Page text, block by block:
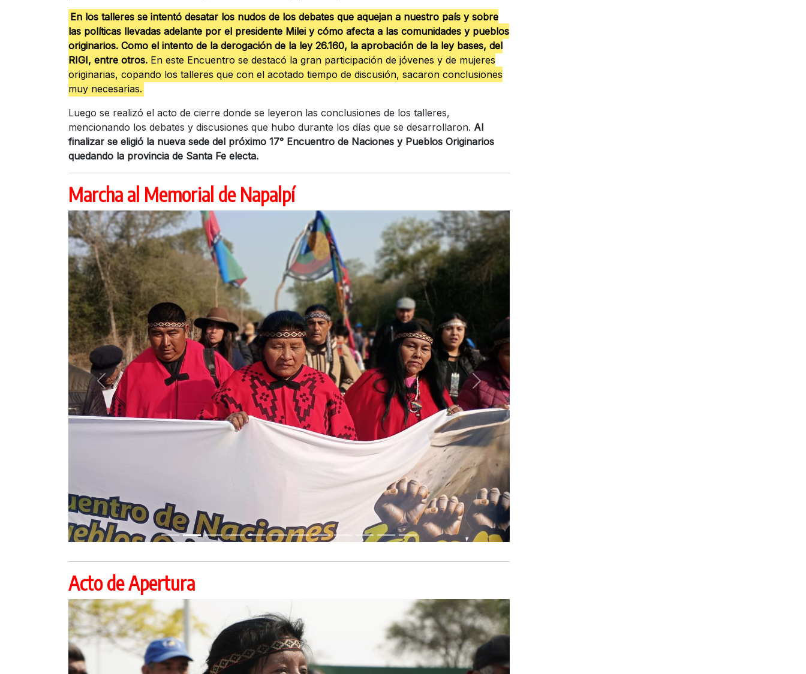
En los talleres se intentó desatar los nudos de los debates que aquejan a nuestro país y sobre
las políticas llevadas adelante por el presidente Milei y cómo afecta a las comunidades y pueblos
originarios. Como el intento de la derogación de la ley 26.160, la aprobación de la ley bases, del
RIGI, entre otros. En este Encuentro se destacó la gran participación de jóvenes y de mujeres
originarias, copando los talleres que con el acotado tiempo de discusión, sacaron conclusiones
muy necesarias.
Luego se realizó el acto de cierre donde se leyeron las conclusiones de los talleres,
mencionando los debates y discusiones que hubo durante los días que se desarrollaron. Al
finalizar se eligió la nueva sede del próximo 17° Encuentro de Naciones y Pueblos Originarios
quedando la provincia de Santa Fe electa.
Marcha al Memorial de Napalpí
Previous Next
Acto de Apertura